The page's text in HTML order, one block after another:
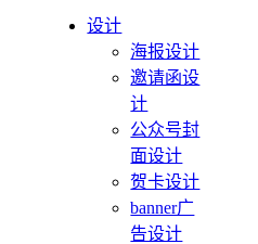
设计
海报设计
邀请函设
计
公众号封
面设计
贺卡设计
banner广
告设计